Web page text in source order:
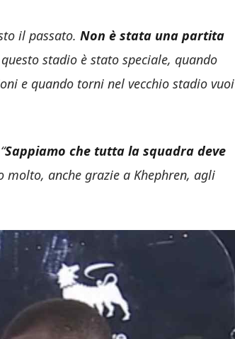
il passato. Non è stata una partita
stadio è stato speciale, quando
e quando torni nel vecchio stadio vuoi
“Sappiamo che tutta la squadra deve
anche grazie a Khephren, agli